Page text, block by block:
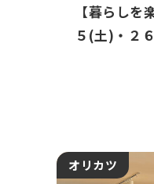
【暮らし
５(土)・２
オリカツ